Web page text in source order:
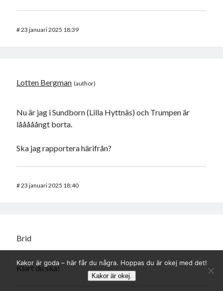
#23 januari 2025 18:39
Lotten Bergman
Nu är jag i Sundborn (Lilla Hyttnäs) och Trumpen är
lååååångt borta.
Ska jag rapportera härifrån?
#23 januari 2025 18:40
Brid
Klart du ska!
Kakor är goda – här får du några. Hoppas du är okej med det!
Kakor är okej.